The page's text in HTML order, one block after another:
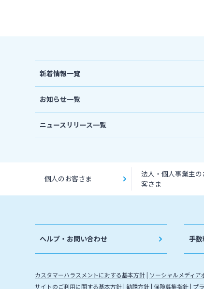
新着情報一覧
お知らせ一覧
ニュースリリース一覧
個人のお客さま
法人・個人事業主の
客さま
ヘルプ・お問い合わせ 手
カスタマーハラスメントに対する基本方針 ソーシャルメディア
サイトのご利用に関する基本方針 勧誘方針 保険募集指針 プ